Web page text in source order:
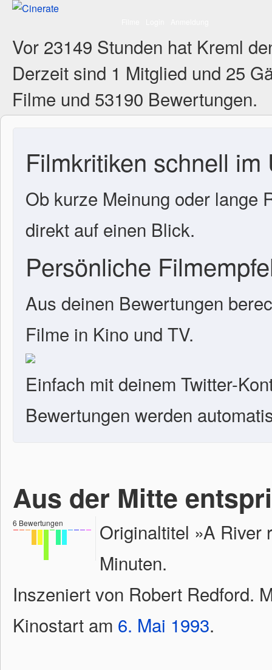
Vor 23149 Stunden hat Kreml
Derzeit sind 1 Mitglied und 25
Filme und 53190 Bewertungen.
Filmkritiken schnell im
Ob kurze Meinung oder lange
direkt auf einen Blick.
Persönliche
Aus deinen Bewertungen
Filme in Kino und TV.
Einfach mit deinem Twitter-
Bewertungen werden
Aus der Mitte
6 Bewertungen
Originaltitel »A River
Minuten.
Inszeniert von Robert Redford.
Kinostart am 6. Mai 1993.